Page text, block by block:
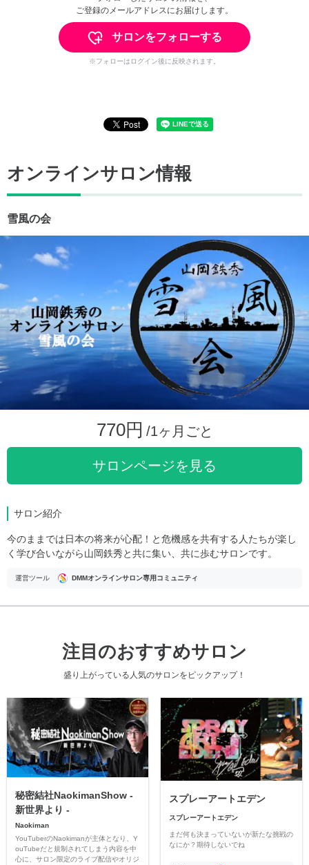
ご登録のメールアドレスにお届けします。
サロンをフォローする
※フォローはログイン後に反映されます。
オンラインサロン情報
雪風の会
770円 /1ヶ月ごと
サロンページを見る
サロン紹介
今のままでは日本の将来が心配！と危機感を共有する人たちが楽し
く学び合いながら山岡鉄秀と共に集い、共に歩むサロンです。
運営ツール DMMオンラインサロン専用コミュニティ
注目のおすすめサロン
盛り上がっている人気のサロンをピックアップ！
秘密結社NaokimanShow -
新世界より -
Naokiman
YouTuberのNaokimanが主体となり、Y
ouTubeだと規制されてしまう内容を中
心に、サロン限定のライブ配信やオリジ
スプレーアートエデン
スプレーアートエデン
まだ何も決まっていないが新たな挑戦の
なにか？期待しないでね